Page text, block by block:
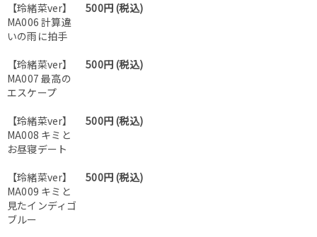
【玲緒菜ver】
MA006 計算違
いの雨に拍手
500円 (税込)
【玲緒菜ver】
MA007 最高の
エスケープ
500円 (税込)
【玲緒菜ver】
MA008 キミと
お昼寝デート
500円 (税込)
【玲緒菜ver】
MA009 キミと
見たインディゴ
ブルー
500円 (税込)